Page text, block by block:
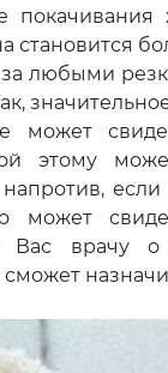
становится
любыми
может
этому
может
Вас врачу